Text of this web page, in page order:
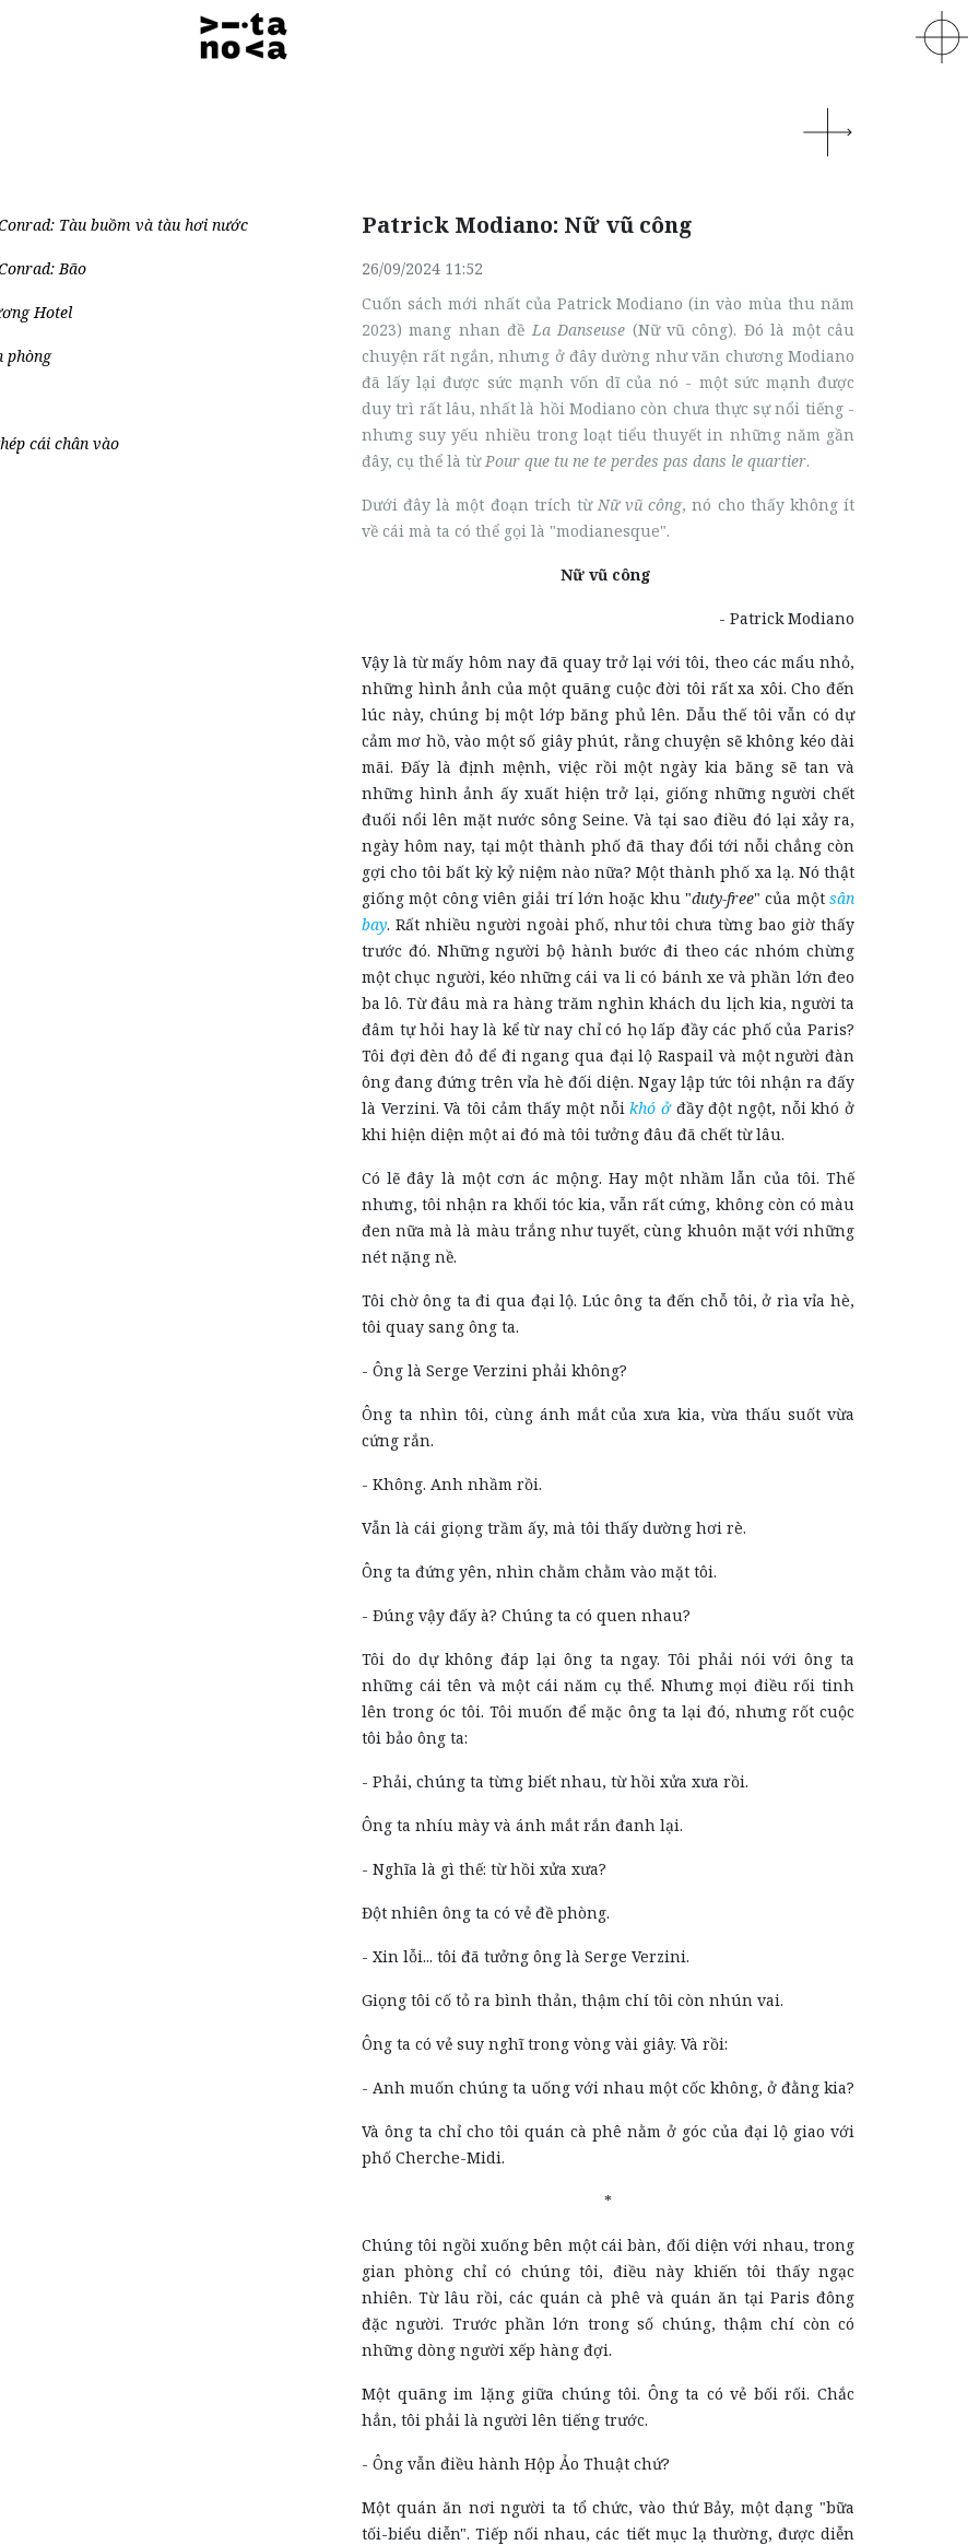
Tàu buồm và tàu hơi nước
Bão
Hotel
phòng
cái chân vào
Patrick Modiano: Nữ vũ công
26/09/2024 11:52
Cuốn sách mới nhất của Patrick Modiano (in vào mùa thu năm
2023) mang nhan đề La Danseuse (Nữ vũ công). Đó là một câu
chuyện rất ngắn, nhưng ở đây dường như văn chương Modiano
đã lấy lại được sức mạnh vốn dĩ của nó - một sức mạnh được
duy trì rất lâu, nhất là hồi Modiano còn chưa thực sự nổi tiếng -
nhưng suy yếu nhiều trong loạt tiểu thuyết in những năm gần
đây, cụ thể là từPour que tu ne te perdes pas dans le quartier.
Dưới đây là một đoạn trích từ Nữ vũ công, nó cho thấy không ít
về cái mà ta có thể gọi là "modianesque".
Nữ vũ công
- Patrick Modiano
Vậy là từ mấy hôm nay đã quay trở lại với tôi, theo các mẩu nhỏ,
những hình ảnh của một quãng cuộc đời tôi rất xa xôi. Cho đến
lúc này, chúng bị một lớp băng phủ lên. Dẫu thế tôi vẫn có dự
cảm mơ hồ, vào một số giây phút, rằng chuyện sẽ không kéo dài
mãi. Đấy là định mệnh, việc rồi một ngày kia băng sẽ tan và
những hình ảnh ấy xuất hiện trở lại, giống những người chết
đuối nổi lên mặt nước sông Seine. Và tại sao điều đó lại xảy ra,
ngày hôm nay, tại một thành phố đã thay đổi tới nỗi chẳng còn
gợi cho tôi bất kỳ kỷ niệm nào nữa? Một thành phố xa lạ. Nó thật
giống một công viên giải trí lớn hoặc khu "duty-free" của một sân
bay. Rất nhiều người ngoài phố, như tôi chưa từng bao giờ thấy
trước đó. Những người bộ hành bước đi theo các nhóm chừng
một chục người, kéo những cái va li có bánh xe và phần lớn đeo
ba lô. Từ đâu mà ra hàng trăm nghìn khách du lịch kia, người ta
đâm tự hỏi hay là kể từ nay chỉ có họ lấp đầy các phố của Paris?
Tôi đợi đèn đỏ để đi ngang qua đại lộ Raspail và một người đàn
ông đang đứng trên vỉa hè đối diện. Ngay lập tức tôi nhận ra đấy
là Verzini. Và tôi cảm thấy một nỗikhó ởđầy đột ngột, nỗi khó ở
khi hiện diện một ai đó mà tôi tưởng đâu đã chết từ lâu.
Có lẽ đây là một cơn ác mộng. Hay một nhầm lẫn của tôi. Thế
nhưng, tôi nhận ra khối tóc kia, vẫn rất cứng, không còn có màu
đen nữa mà là màu trắng như tuyết, cùng khuôn mặt với những
nét nặng nề.
Tôi chờ ông ta đi qua đại lộ. Lúc ông ta đến chỗ tôi, ở rìa vỉa hè,
tôi quay sang ông ta.
- Ông là Serge Verzini phải không?
Ông ta nhìn tôi, cùng ánh mắt của xưa kia, vừa thấu suốt vừa
cứng rắn.
- Không. Anh nhầm rồi.
Vẫn là cái giọng trầm ấy, mà tôi thấy dường hơi rè.
Ông ta đứng yên, nhìn chằm chằm vào mặt tôi.
- Đúng vậy đấy à? Chúng ta có quen nhau?
Tôi do dự không đáp lại ông ta ngay. Tôi phải nói với ông ta
những cái tên và một cái năm cụ thể. Nhưng mọi điều rối tinh
lên trong óc tôi. Tôi muốn để mặc ông ta lại đó, nhưng rốt cuộc
tôi bảo ông ta:
- Phải, chúng ta từng biết nhau, từ hồi xửa xưa rồi.
Ông ta nhíu mày và ánh mắt rắn đanh lại.
- Nghĩa là gì thế: từ hồi xửa xưa?
Đột nhiên ông ta có vẻ đề phòng.
- Xin lỗi... tôi đã tưởng ông là Serge Verzini.
Giọng tôi cố tỏ ra bình thản, thậm chí tôi còn nhún vai.
Ông ta có vẻ suy nghĩ trong vòng vài giây. Và rồi:
- Anh muốn chúng ta uống với nhau một cốc không, ở đằng kia?
Và ông ta chỉ cho tôi quán cà phê nằm ở góc của đại lộ giao với
phố Cherche-Midi.
*
Chúng tôi ngồi xuống bên một cái bàn, đối diện với nhau, trong
gian phòng chỉ có chúng tôi, điều này khiến tôi thấy ngạc
nhiên. Từ lâu rồi, các quán cà phê và quán ăn tại Paris đông
đặc người. Trước phần lớn trong số chúng, thậm chí còn có
những dòng người xếp hàng đợi.
Một quãng im lặng giữa chúng tôi. Ông ta có vẻ bối rối. Chắc
hẳn, tôi phải là người lên tiếng trước.
- Ông vẫn điều hành Hộp Ảo Thuật chứ?
Một quán ăn nơi người ta tổ chức, vào thứ Bảy, một dạng "bữa
tối-biểu diễn". Tiếp nối nhau, các tiết mục lạ thường, được diễn